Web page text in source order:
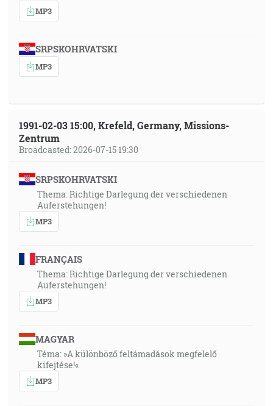
MP3
SRPSKOHRVATSKI
MP3
1991-02-03 15:00, Krefeld, Germany, Missions-
Zentrum
Broadcasted: 2026-07-15 19:30
SRPSKOHRVATSKI
Thema: Richtige Darlegung der verschiedenen
Auferstehungen!
MP3
FRANÇAIS
Thema: Richtige Darlegung der verschiedenen
Auferstehungen!
MP3
MAGYAR
Téma: »A különböző feltámadások megfelelő
kifejtése!«
MP3